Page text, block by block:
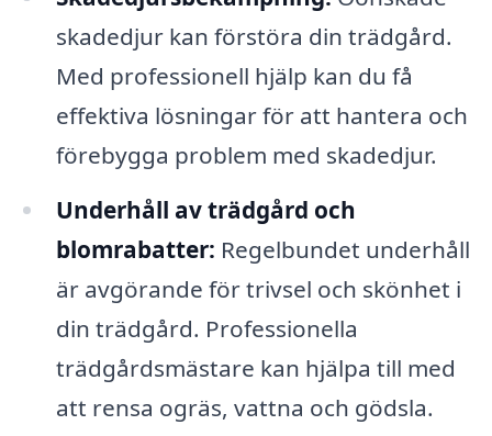
skadedjur kan förstöra din trädgård.
Med professionell hjälp kan du få
effektiva lösningar för att hantera och
förebygga problem med skadedjur.
Underhåll av trädgård och
blomrabatter: Regelbundet underhåll
är avgörande för trivsel och skönhet i
din trädgård. Professionella
trädgårdsmästare kan hjälpa till med
att rensa ogräs, vattna och gödsla.